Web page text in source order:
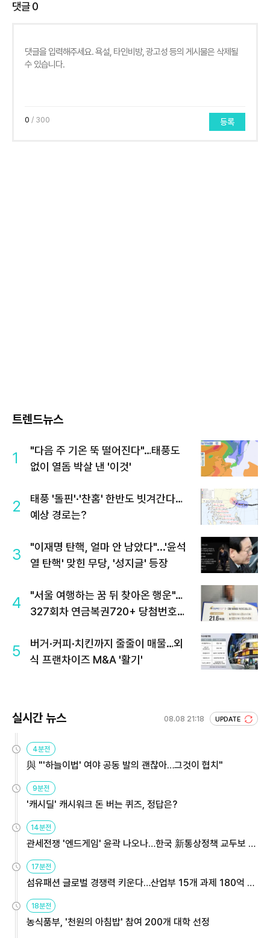
댓글0
0 / 300 등록
트렌드뉴스
1
"다음 주 기온 뚝 떨어진다"…태풍도
없이 열돔 박살 낸 '이것'
2
태풍 '돌핀'·'찬홈' 한반도 빗겨간다…
예상 경로는?
3
"이재명 탄핵, 얼마 안 남았다"...'윤석
열 탄핵' 맞힌 무당, '성지글' 등장
4
"서울 여행하는 꿈 뒤 찾아온 행운"…
327회차 연금복권720+ 당첨번호조
5
버거·커피·치킨까지 줄줄이 매물…외
식 프랜차이즈 M&A '활기'
실시간 뉴스 08.08 21:18 UPDATE
4분전
與 "'하늘이법' 여야 공동 발의 괜찮아…그것이 협치"
9분전
'캐시딜' 캐시워크 돈 버는 퀴즈, 정답은?
14분전
관세전쟁 '엔드게임' 윤곽 나오나…한국 新통상정책 교두보 활
17분전
섬유패션 글로벌 경쟁력 키운다…산업부 15개 과제 180억 지
18분전
농식품부, '천원의 아침밥' 참여 200개 대학 선정